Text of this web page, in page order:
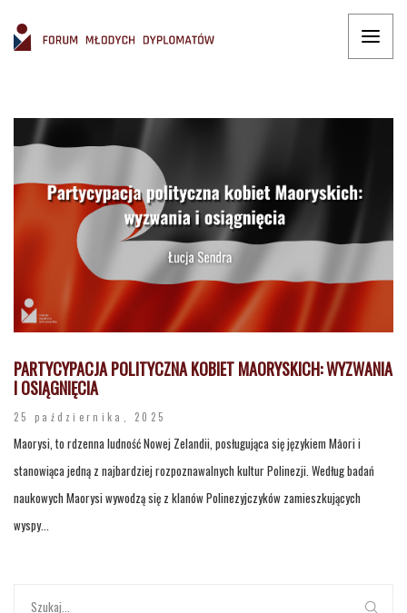
PARTYCYPACJA POLITYCZNA KOBIET MAORYSKICH: WYZWANIA
I OSIĄGNIĘCIA
25 października, 2025
Maorysi, to rdzenna ludność Nowej Zelandii, posługująca się językiem Māori i
stanowiąca jedną z najbardziej rozpoznawalnych kultur Polinezji. Według badań
naukowych Maorysi wywodzą się z klanów Polinezyjczyków zamieszkujących
wyspy...